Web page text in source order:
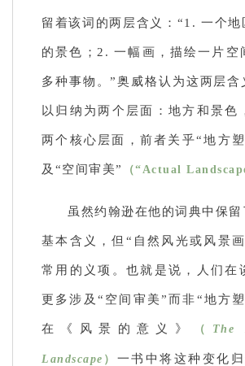
留着该词的两层含义： “1. 一个地
的景色； 2. 一幅画，描绘一片空
多种事物。”奥威格认为这两层含
以归纳为两个层面：地方和景色
两个核心层面，前者关乎“地方
及“空间审美” （“Actual
虽然约翰逊在他的词典中保
基本含义，但“自然风光或风景
常用的义项。也就是说，人们在
更多涉及“空间审美”而非“地方
在《风景的意义》 （ The
Landscape ） 一书中将这种变化